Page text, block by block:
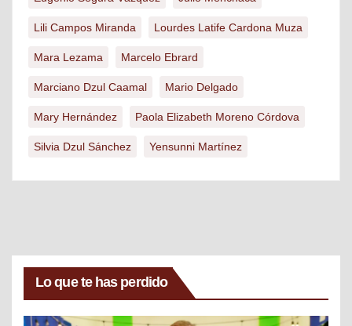
Lili Campos Miranda Lourdes Latife Cardona Muza
Mara Lezama Marcelo Ebrard
Marciano Dzul Caamal Mario Delgado
Mary Hernández Paola Elizabeth Moreno Córdova
Silvia Dzul Sánchez Yensunni Martínez
Lo que te has perdido